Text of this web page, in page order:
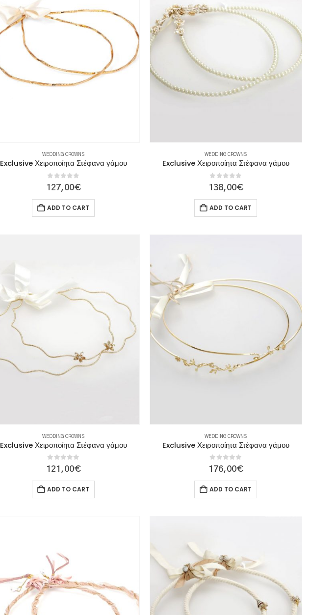
WEDDING CROWNS
Exclusive Χειροποίητα Στέφανα γάμου
0 out of 5
127,00€
ADD TO CART
WEDDING CROWNS
Exclusive Χειροποίητα Στέφανα γάμου
0 out of 5
138,00€
ADD TO CART
WEDDING CROWNS
Exclusive Χειροποίητα Στέφανα γάμου
0out of 5
121,00€
ADD TO CART
WEDDING CROWNS
Exclusive Χειροποίητα Στέφανα γάμου
0out of 5
176,00€
ADD TO CART